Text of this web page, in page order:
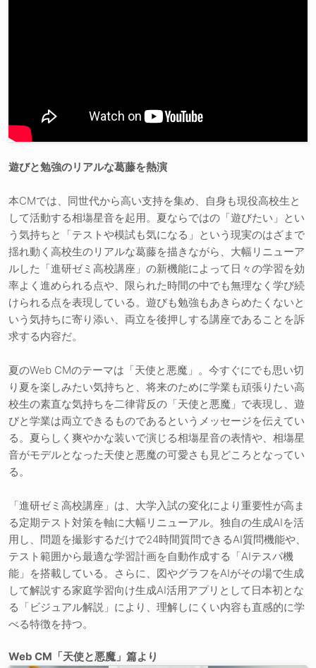
遊びと勉強のリアルな葛藤を熱演
本CMでは、同世代から高い支持を集め、自身も現役高校生と
して活動する相塲星音を起用。夏ならではの「遊びたい」とい
う気持ちと「テストや模試も気になる」という現実のはざまで
揺れ動く高校生のリアルな葛藤を描きながら、大幅リニューア
ルした「進研ゼミ高校講座」の新機能によって日々の学習を効
率よく進められる点や、限られた時間の中でも無理なく学び続
けられる点を表現している。遊びも勉強もあきらめたくないと
いう気持ちに寄り添い、両立を後押しする講座であることを訴
求する内容だ。
夏のWeb CMのテーマは「天使と悪魔」。今すぐにでも思い切
り夏を楽しみたい気持ちと、将来のために学業も頑張りたい高
校生の素直な気持ちを二律背反の「天使と悪魔」で表現し、遊
びと学業は両立できるものであるというメッセージを伝えてい
る。夏らしく爽やかな装いで演じる相塲星音の表情や、相塲星
音がモデルとなった天使と悪魔の可愛さも見どころとなってい
る。
「進研ゼミ高校講座」は、大学入試の変化により重要性が高ま
る定期テスト対策を軸に大幅リニューアル。独自の生成AIを活
用し、問題を撮影するだけで24時間質問できるAI質問機能や、
テスト範囲から最適な学習計画を自動作成する「AIテスパ機
能」を搭載している。さらに、図やグラフをAIがその場で生成
して解説する家庭学習向け生成AI活用アプリとして日本初とな
る「ビジュアル解説」により、理解しにくい内容も直感的に学
べる特徴を持つ。
Web CM「天使と悪魔」篇より